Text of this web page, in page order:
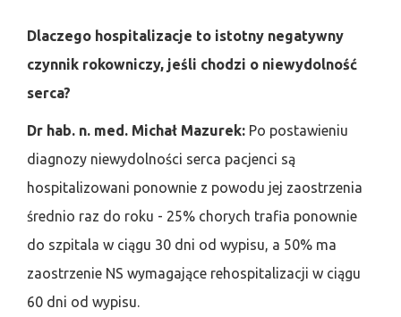
Dlaczego hospitalizacje to istotny negatywny
czynnik rokowniczy, jeśli chodzi o niewydolność
serca?
Dr hab. n. med. Michał Mazurek: Po postawieniu
diagnozy niewydolności serca pacjenci są
hospitalizowani ponownie z powodu jej zaostrzenia
średnio raz do roku - 25% chorych trafia ponownie
do szpitala w ciągu 30 dni od wypisu, a 50% ma
zaostrzenie NS wymagające rehospitalizacji w ciągu
60 dni od wypisu.